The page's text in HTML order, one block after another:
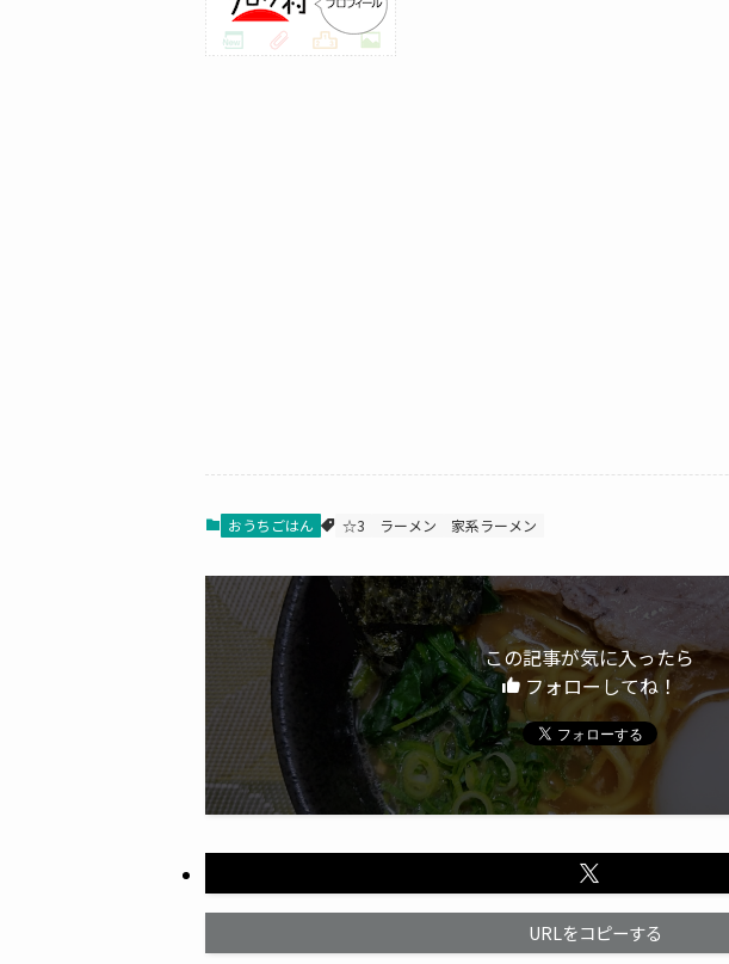
おうちごはん ☆3 ラーメン 家系ラーメン
この記事が気に入ったら
フォローしてね！
URLをコピーする